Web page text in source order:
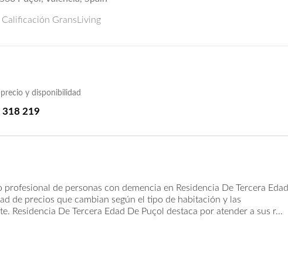
Calificación GransLiving
precio y disponibilidad
318 219
de personas con demencia en Residencia De Tercera Edad
de precios que cambian según el tipo de habitación y las
Residencia De Tercera Edad De Puçol destaca por atender a sus r...